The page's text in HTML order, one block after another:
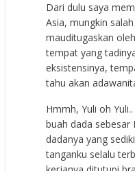
Dari dulu saya
Asia, mungkin
mauditugaskan
tempat yang
eksistensinya,
tahu akan
Hmmh, Yuli oh
buah dada sebesar
dadanya yang
tanganku selalu